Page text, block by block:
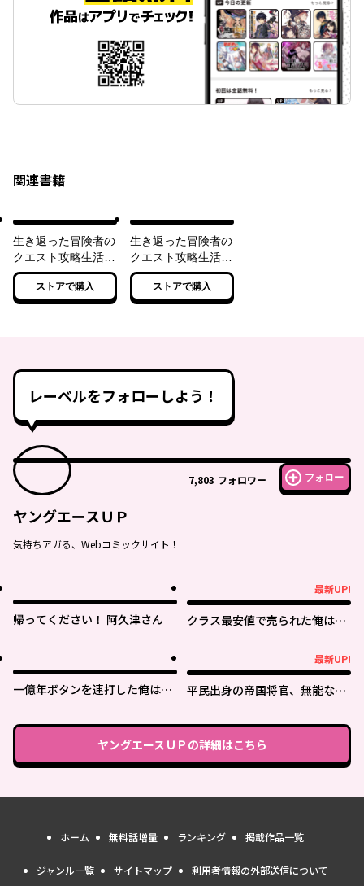
関連書籍
生き返った冒険者の
クエスト攻略生活
自分だけもらえるス
キルポイントで他の
誰より強くなる
ストアで購入
生き返った冒険者の
クエスト攻略生活
２ 自分だけもらえ
るスキルポイントで
他の誰より強くなる
ストアで購入
レーベルをフォローしよう！
7,803 フォロワー フォロー
ヤングエースＵＰ
気持ちアガる、Webコミックサイト！
帰ってください！ 阿久津さん
最新UP!
クラス最安値で売られた俺は、
一億年ボタンを連打した俺は、
落第剣士の学院無双～
最新UP!
平民出身の帝国将官、無能な貴
ヤングエースＵＰ の詳細はこちら
ホーム 無料話増量 ランキング 掲載作品一覧
ジャンル一覧 サイトマップ 利用者情報の外部送信について